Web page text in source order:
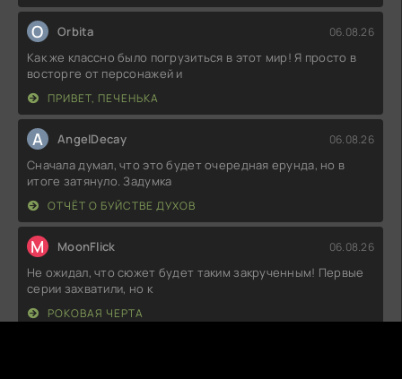
O Orbita 06.08.26
Как же классно было погрузиться в этот мир! Я просто в
восторге от персонажей и
ПРИВЕТ, ПЕЧЕНЬКА
A AngelDecay 06.08.26
Сначала думал, что это будет очередная ерунда, но в
итоге затянуло. Задумка
ОТЧЁТ О БУЙСТВЕ ДУХОВ
M MoonFlick 06.08.26
Не ожидал, что сюжет будет таким закрученным! Первые
серии захватили, но к
РОКОВАЯ ЧЕРТА